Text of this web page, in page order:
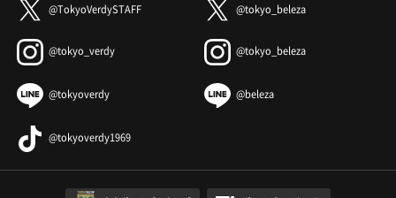
@TokyoVerdySTAFF @tokyo_beleza
@tokyo_verdy @tokyo_beleza
@tokyoverdy @beleza
@tokyoverdy1969